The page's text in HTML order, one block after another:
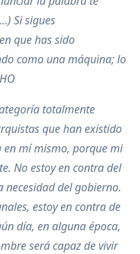
Si sigues
que has sido
como una máquina; lo
totalmente
que han existido
en mí mismo, porque mi
No estoy en contra del
necesidad del gobierno.
estoy en contra de
día, en alguna época,
será capaz de vivir